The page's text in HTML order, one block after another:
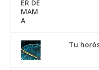
Tu